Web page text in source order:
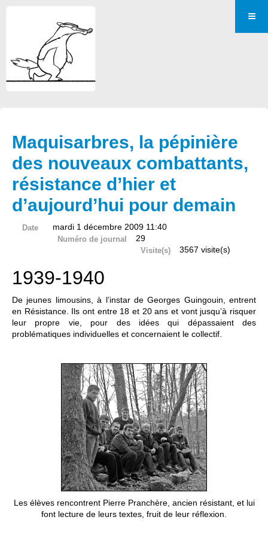
Maquisarbres, la pépinière
des nouveaux combattants,
résistance d’hier et
d’aujourd’hui pour demain
Date mardi 1 décembre 2009 11:40
Numéro de journal 29
Visite(s) 3567 visite(s)
1939-1940
De jeunes limousins, à l’instar de Georges Guingouin, entrent
en Résistance. Ils ont entre 18 et 20 ans et vont jusqu’à risquer
leur propre vie, pour des idées qui dépassaient des
problématiques individuelles et concernaient le collectif.
Les élèves rencontrent Pierre Pranchère, ancien résistant, et lui
font lecture de leurs textes, fruit de leur réflexion.